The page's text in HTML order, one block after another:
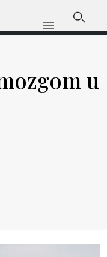
u